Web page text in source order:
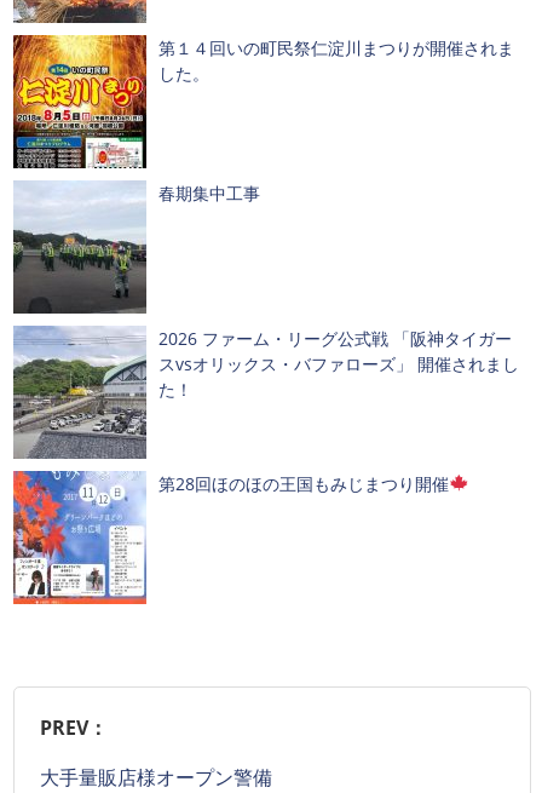
第１４回いの町民祭仁淀川まつりが開催されま
した。
春期集中工事
2026 ファーム・リーグ公式戦 「阪神タイガー
スvsオリックス・バファローズ」 開催されまし
た！
第28回ほのほの王国もみじまつり開催
PREV：
大手量販店様オープン警備